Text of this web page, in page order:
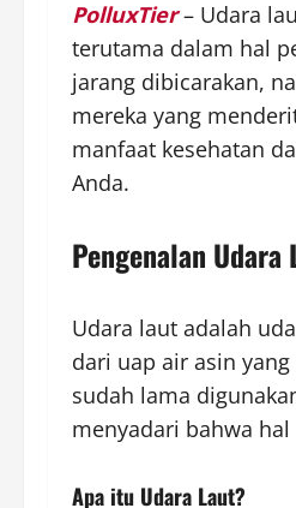
PolluxTier– Udara
terutama dalam hal
jarang dibicarakan,
mereka yang
manfaat kesehatan
Anda.
Pengenalan
Udara laut adalah
dari uap air asin
sudah lama
menyadari bahwa
Apa itu Udara Laut?